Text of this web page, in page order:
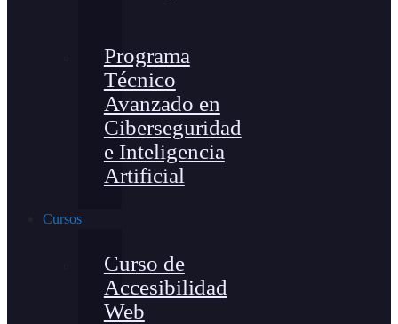
Programa
Técnico
Avanzado en
Ciberseguridad
e Inteligencia
Artificial
Cursos
Curso de
Accesibilidad
Web